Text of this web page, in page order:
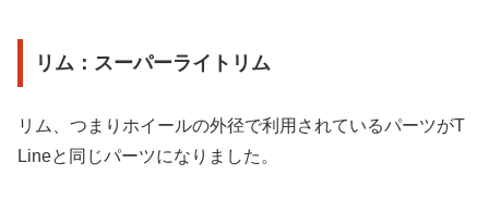
リム：スーパーライトリム
リム、つまりホイールの外径で利用されているパーツがT
Lineと同じパーツになりました。